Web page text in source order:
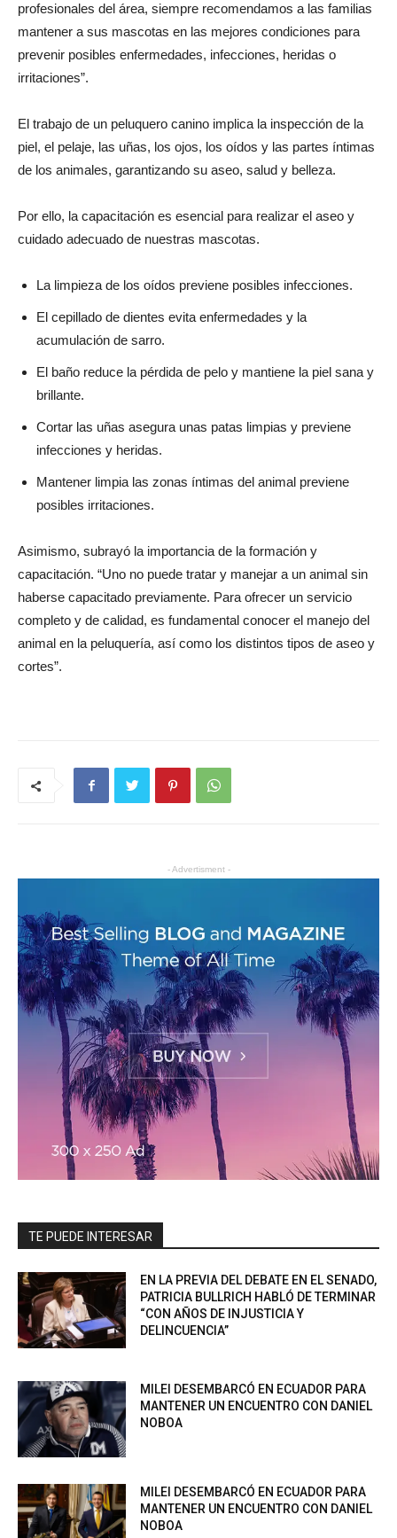
profesionales del área, siempre recomendamos a las familias
mantener a sus mascotas en las mejores condiciones para
prevenir posibles enfermedades, infecciones, heridas o
irritaciones”.
El trabajo de un peluquero canino implica la inspección de la
piel, el pelaje, las uñas, los ojos, los oídos y las partes íntimas
de los animales, garantizando su aseo, salud y belleza.
Por ello, la capacitación es esencial para realizar el aseo y
cuidado adecuado de nuestras mascotas.
La limpieza de los oídos previene posibles infecciones.
El cepillado de dientes evita enfermedades y la
acumulación de sarro.
El baño reduce la pérdida de pelo y mantiene la piel sana y
brillante.
Cortar las uñas asegura unas patas limpias y previene
infecciones y heridas.
Mantener limpia las zonas íntimas del animal previene
posibles irritaciones.
Asimismo, subrayó la importancia de la formación y
capacitación. “Uno no puede tratar y manejar a un animal sin
haberse capacitado previamente. Para ofrecer un servicio
completo y de calidad, es fundamental conocer el manejo del
animal en la peluquería, así como los distintos tipos de aseo y
cortes”.
- Advertisment -
TE PUEDE INTERESAR
EN LA PREVIA DEL DEBATE EN EL SENADO,
PATRICIA BULLRICH HABLÓ DE TERMINAR
“CON AÑOS DE INJUSTICIA Y
DELINCUENCIA”
MILEI DESEMBARCÓ EN ECUADOR PARA
MANTENER UN ENCUENTRO CON DANIEL
NOBOA
MILEI DESEMBARCÓ EN ECUADOR PARA
MANTENER UN ENCUENTRO CON DANIEL
NOBOA